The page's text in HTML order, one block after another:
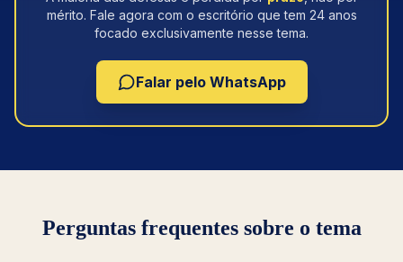
mérito. Fale agora com o escritório que tem 24 anos
focado exclusivamente nesse tema.
Falar pelo WhatsApp
Perguntas frequentes sobre o tema